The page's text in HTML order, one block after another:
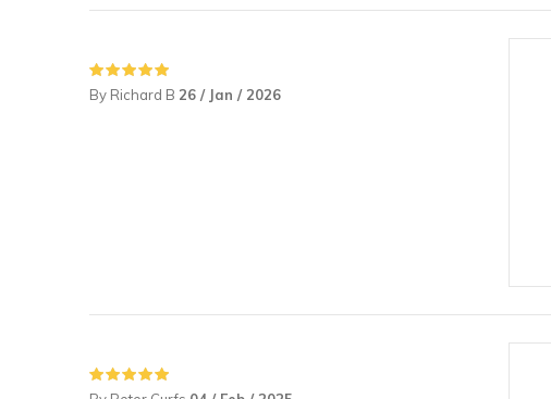
By Richard B 26 / Jan / 2026